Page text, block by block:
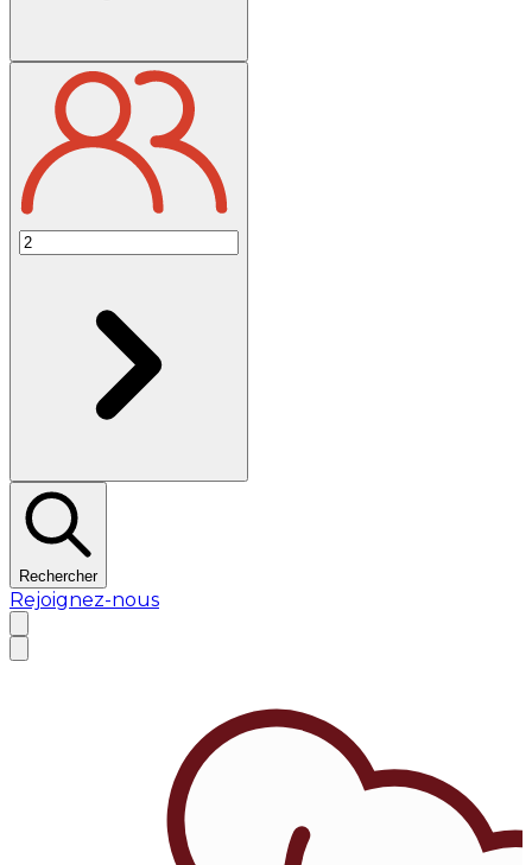
Rechercher
Rejoignez-nous